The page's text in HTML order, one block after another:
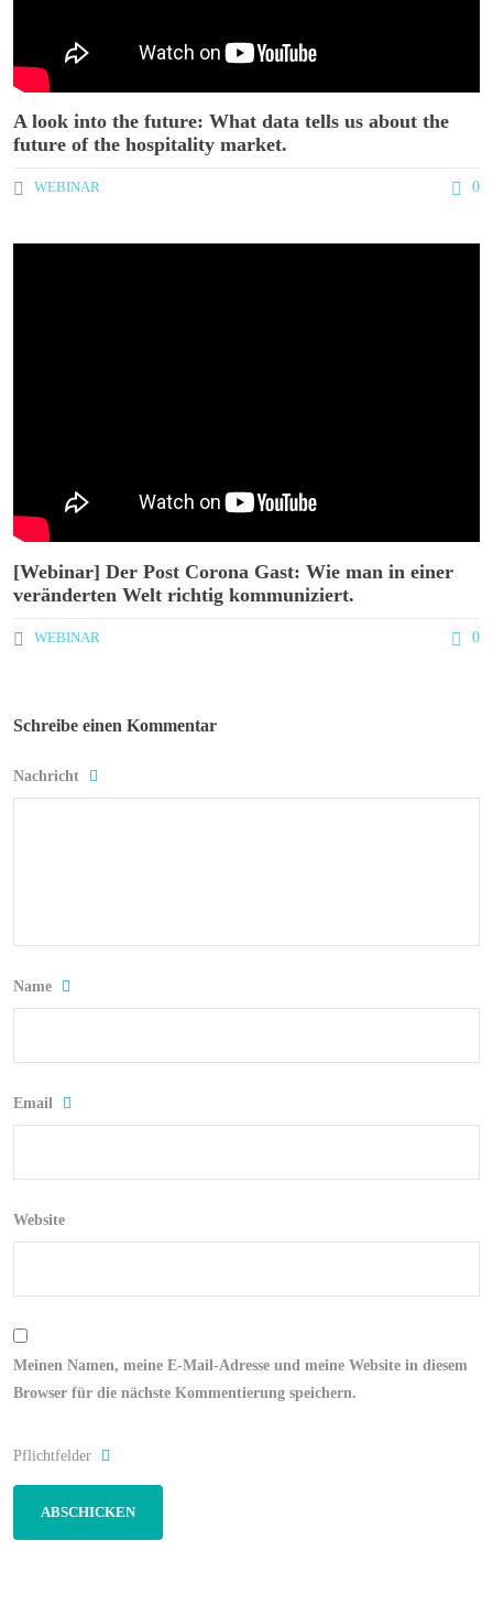
A look into the future: What data tells us about the
future of the hospitality market.
WEBINAR 0
[Webinar] Der Post Corona Gast: Wie man in einer
veränderten Welt richtig kommuniziert.
WEBINAR 0
Schreibe einen Kommentar
Nachricht
Name
Email
Website
Meinen Namen, meine E-Mail-Adresse und meine Website in diesem
Browser für die nächste Kommentierung speichern.
Pflichtfelder